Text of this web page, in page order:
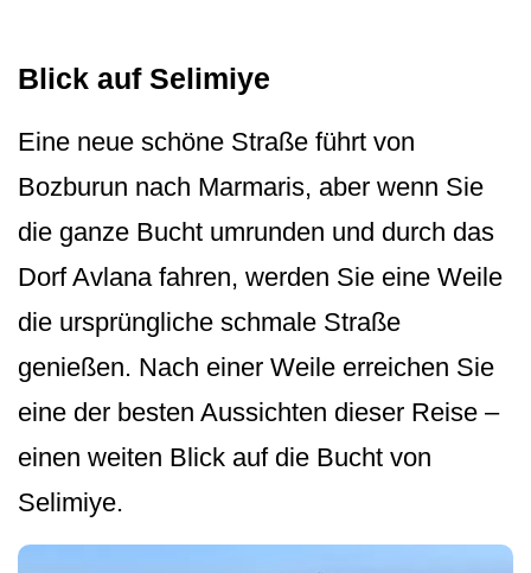
Blick auf Selimiye
Eine neue schöne Straße führt von
Bozburun nach Marmaris, aber wenn Sie
die ganze Bucht umrunden und durch das
Dorf Avlana fahren, werden Sie eine Weile
die ursprüngliche schmale Straße
genießen. Nach einer Weile erreichen Sie
eine der besten Aussichten dieser Reise –
einen weiten Blick auf die Bucht von
Selimiye.